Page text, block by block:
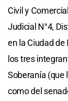
Civil y
Judicial N°4,
en la Ciudad
los tres
Soberanía (que
como del